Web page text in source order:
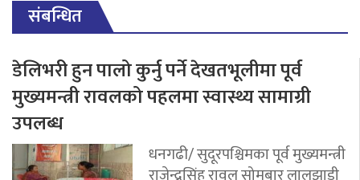
संबन्धित
डेलिभरी हुन पालो कुर्नु पर्ने देखतभूलीमा पूर्व
मुख्यमन्त्री रावलको पहलमा स्वास्थ्य सामाग्री
उपलब्ध
धनगढी/ सुदूरपश्चिमका पूर्व मुख्यमन्त्री
राजेन्द्रसिंह रावल सोमबार लालझाडी